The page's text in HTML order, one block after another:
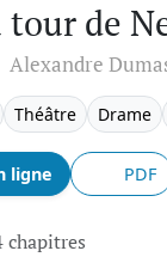
tour de
Alexandre
Théâtre Drame
ligne PDF
chapitres